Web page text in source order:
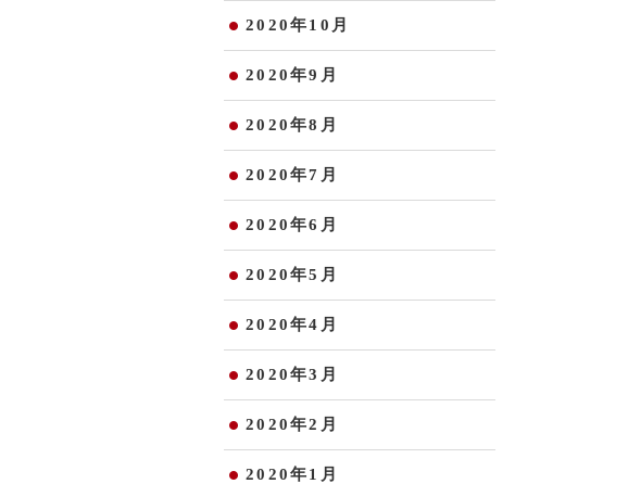
2020年10月
2020年9月
2020年8月
2020年7月
2020年6月
2020年5月
2020年4月
2020年3月
2020年2月
2020年1月